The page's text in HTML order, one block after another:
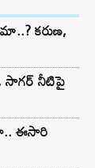
కరుణ,
సాగర్ నీటిపై
ఈసారి